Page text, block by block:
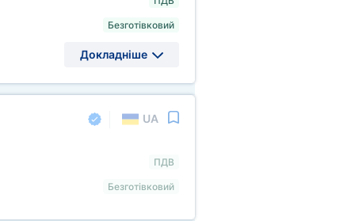
Безготівковий
Докладніше
UA
ПДВ
Безготівковий